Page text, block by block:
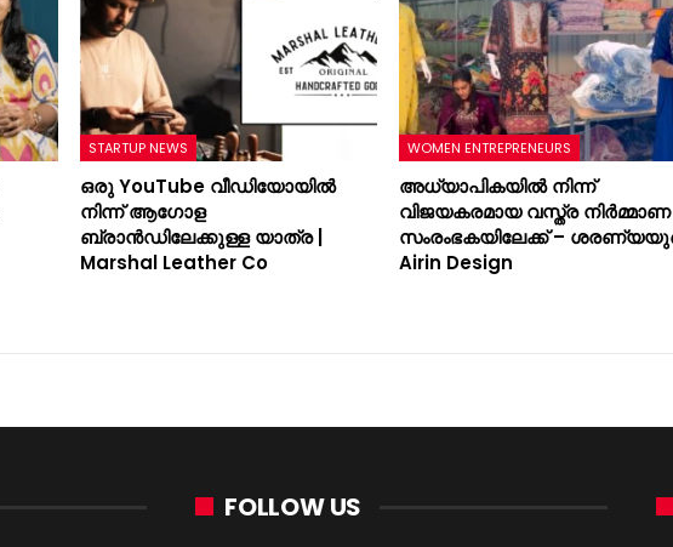
STARTUP NEWS
ഒരു YouTube വീഡിയോയിൽ
നിന്ന് ആഗോള
ബ്രാൻഡിലേക്കുള്ള യാത്ര |
Marshal Leather Co
WOMEN ENTREPRENEURS
അധ്യാപികയിൽ നിന്ന്
വിജയകരമായ വസ്ത്ര നിർമ്മാണ
സംരംഭകയിലേക്ക് –
Airin Design
FOLLOW US